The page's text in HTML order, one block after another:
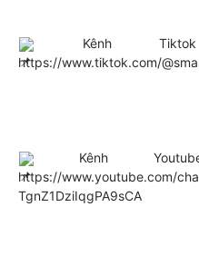
https://www.tiktok.com/
https://www.youtube.com/
TgnZ1DziIqgPA9sCA